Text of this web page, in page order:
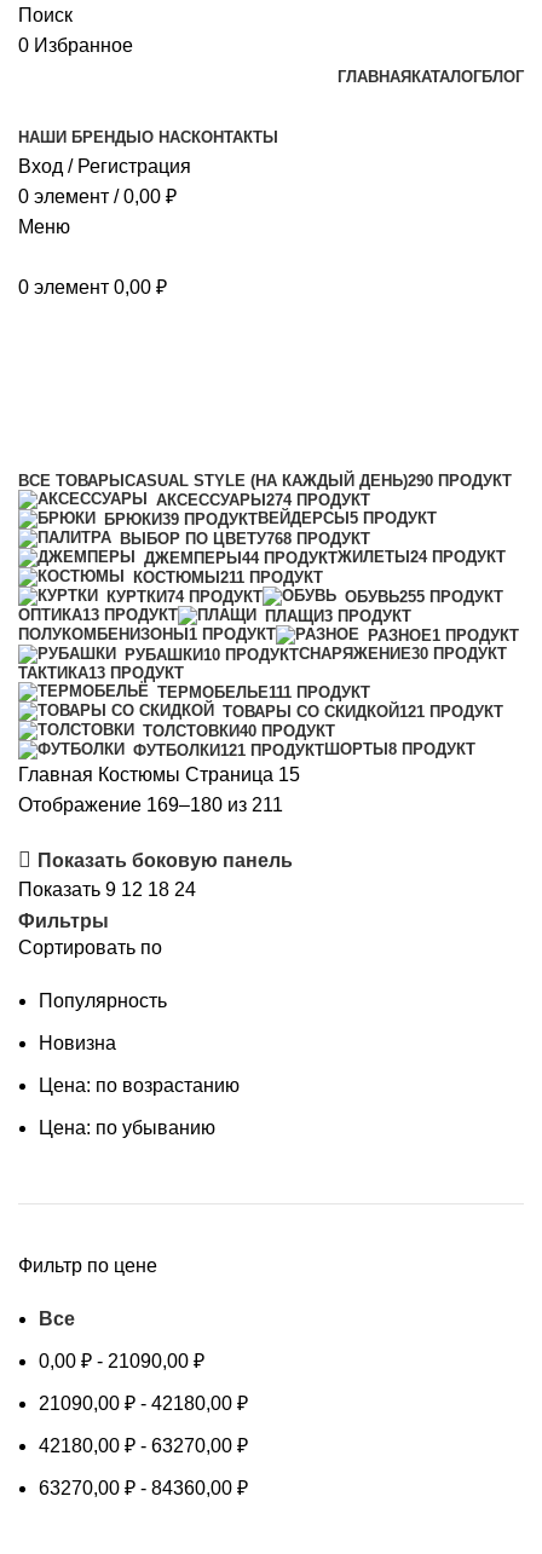
Поиск
0 Избранное
ГЛАВНАЯ КАТАЛОГБЛОГ
НАШИ БРЕНДЫ О НАСКОНТАКТЫ
Вход / Регистрация
0 элемент / 0,00 ₽
Меню
0 элемент 0,00 ₽
ВСЕ ТОВАРЫ CASUAL STYLE (НА КАЖДЫЙ ДЕНЬ)290 ПРОДУКТ
АКСЕССУАРЫ274 ПРОДУКТ
БРЮКИ39 ПРОДУКТВЕЙДЕРСЫ 5 ПРОДУКТ
ВЫБОР ПО ЦВЕТУ768 ПРОДУКТ
ДЖЕМПЕРЫ44 ПРОДУКТЖИЛЕТЫ 24 ПРОДУКТ
КОСТЮМЫ211 ПРОДУКТ
КУРТКИ74 ПРОДУКТ ОБУВЬ255 ПРОДУКТ
ОПТИКА13 ПРОДУКТ ПЛАЩИ3 ПРОДУКТ
ПОЛУКОМБЕНИЗОНЫ 1 ПРОДУКТ РАЗНОЕ1 ПРОДУКТ
РУБАШКИ10 ПРОДУКТСНАРЯЖЕНИЕ30 ПРОДУКТ
ТАКТИКА13 ПРОДУКТ
ТЕРМОБЕЛЬЕ111 ПРОДУКТ
ТОВАРЫ СО СКИДКОЙ121 ПРОДУКТ
ТОЛСТОВКИ40 ПРОДУКТ
ФУТБОЛКИ121 ПРОДУКТШОРТЫ 8 ПРОДУКТ
Главная Костюмы Страница 15
Отображение 169–180 из 211
недавние
Показать боковую панель
Показать 9 12 18 24
Фильтры
Сортировать по
Популярность
Новизна
Цена: по возрастанию
Цена: по убыванию
Фильтр по цене
Все
0,00 ₽ - 21090,00 ₽
21090,00 ₽ - 42180,00 ₽
42180,00 ₽ - 63270,00 ₽
63270,00 ₽ - 84360,00 ₽